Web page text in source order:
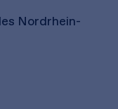
Nordrhein-